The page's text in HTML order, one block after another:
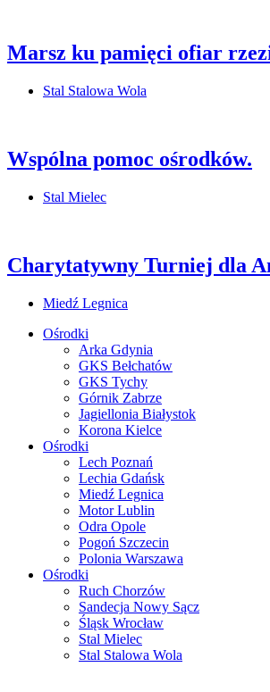
Marsz ku pamięci ofiar
Stal Stalowa Wola
Wspólna pomoc ośrodków.
Stal Mielec
Charytatywny Turniej dla
Miedź Legnica
Ośrodki
Arka Gdynia
GKS Bełchatów
GKS Tychy
Górnik Zabrze
Jagiellonia Białystok
Korona Kielce
Ośrodki
Lech Poznań
Lechia Gdańsk
Miedź Legnica
Motor Lublin
Odra Opole
Pogoń Szczecin
Polonia Warszawa
Ośrodki
Ruch Chorzów
Sandecja Nowy Sącz
Śląsk Wrocław
Stal Mielec
Stal Stalowa Wola